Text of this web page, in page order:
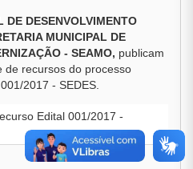
DE DESENVOLVIMENTO
MUNICIPAL DE
- SEAMO, publicam
de recursos do processo
2017 - SEDES.
Edital 001/2017 -